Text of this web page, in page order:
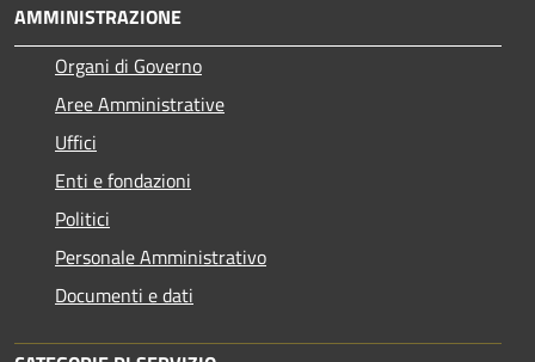
AMMINISTRAZIONE
Organi di Governo
Aree Amministrative
Uffici
Enti e fondazioni
Politici
Personale Amministrativo
Documenti e dati